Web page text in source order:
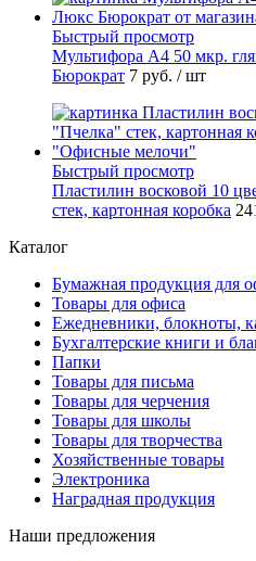
Быстрый просмотр
Мультифора А4 50 мкр.
Бюрократ 7 руб. / шт
Быстрый просмотр
Пластилин восковой 10
стек, картонная коробка
Каталог
Бумажная продукция для
Товары для офиса
Ежедневники, блокноты,
Бухгалтерские книги и
Папки
Товары для письма
Товары для черчения
Товары для школы
Товары для творчества
Хозяйственные товары
Электроника
Наградная продукция
Наши предложения